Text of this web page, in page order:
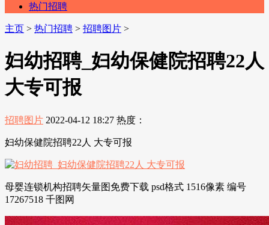
热门招聘
主页 > 热门招聘 > 招聘图片 >
妇幼招聘_妇幼保健院招聘22人
大专可报
招聘图片 2022-04-12 18:27 热度：
妇幼保健院招聘22人 大专可报
母婴连锁机构招聘矢量图免费下载 psd格式 1516像素 编号
17267518 千图网